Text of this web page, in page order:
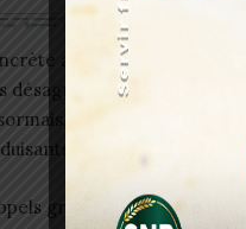
Cet accord,
aux besoins des
désagréables à la
pour un abonné
:
gratuite pendant 30